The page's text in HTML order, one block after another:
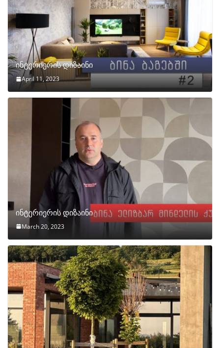
ინტერიერის დიზაინი
April 11, 2023
ინტერიერის დიზაინი
March 20, 2023